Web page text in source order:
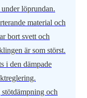
löprundan.
material och
bort svett och
är som störst.
i den dämpade
och